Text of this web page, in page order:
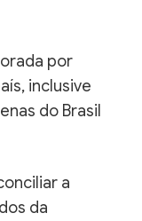
por
inclusive
do Brasil
a
da